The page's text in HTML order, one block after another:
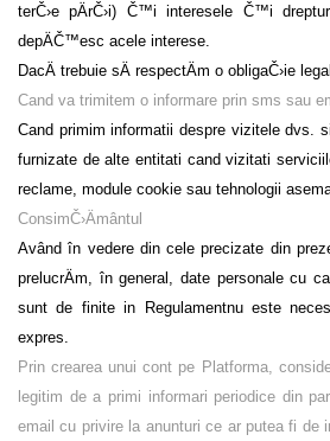
terČ›e pÄrČ›i) Č™i interesele Č™i
depÄČ™esc acele interese.
DacÄ trebuie sÄ respectÄm o obligaČ›ie
Cand va trimitem o informare prin sms sau
Cand primim informatii despre vizitele dvs.
furnizate de alte entitati cand vizitati
reclame, module cookie sau tehnologii
ConsimČ›Ämântul
Având în vedere din cele precizate din
prelucrÄm, în general, date personale cu
sunt de finite in Regulamentnu este
expres.
Prin crearea unui cont pe Platforma,
legitim de a primi informari periodice din
email cu privire la anunturi ce ar putea fi de